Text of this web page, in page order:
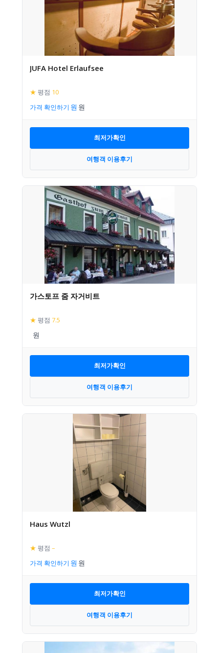
JUFA Hotel Erlaufsee
★ 평점 10
가격 확인하기
최저가확인
여행객 이용후기
가스토프 줌 자거비트
★ 평점 7.5
최저가확인
여행객 이용후기
Haus Wutzl
★ 평점 –
가격 확인하기
최저가확인
여행객 이용후기